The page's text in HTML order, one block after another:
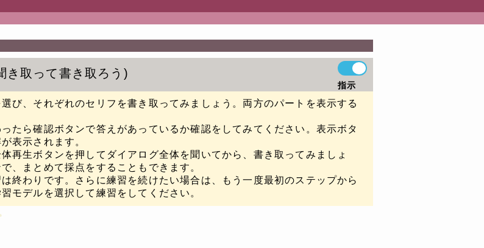
き取って書き取ろう
指示
び、それぞれのセリフを書き取ってみましょう。両方のパートを表示する
たら確認ボタンで答えがあっているか確認をしてみてください。表示ボタ
表示されます。
再生ボタンを押してダイアログ全体を聞いてから、書き取ってみましょ
、まとめて採点をすることもできます。
終わりです。さらに練習を続けたい場合は、もう一度最初のステップから
モデルを選択して練習をしてください。